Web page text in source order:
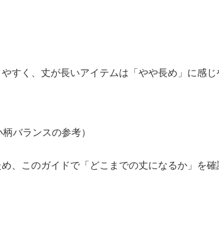
すく、丈が長いアイテムは「やや長め」に感じ
バランスの参考）
、このガイドで「どこまでの丈になるか」を